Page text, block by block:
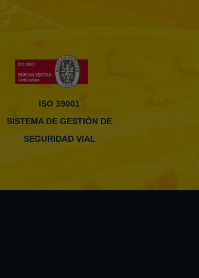
ISO 39001
SISTEMA DE GESTIÓN DE
SEGURIDAD VIAL